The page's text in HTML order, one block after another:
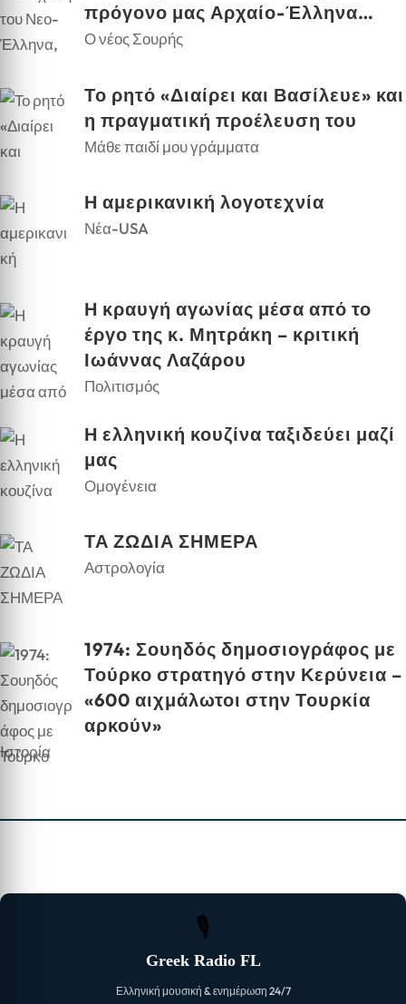
πρόγονο μας Αρχαίο-Έλληνα…
Ο νέος Σουρής
Το ρητό «Διαίρει και Βασίλευε» και
η πραγματική προέλευση του
Μάθε παιδί μου γράμματα
Η αμερικανική λογοτεχνία
Νέα-USA
Η κραυγή αγωνίας μέσα από το
έργο της κ. Μητράκη – κριτική
Ιωάννας Λαζάρου
Πολιτισμός
Η ελληνική κουζίνα ταξιδεύει μαζί
μας
Ομογένεια
ΤΑ ΖΩΔΙΑ ΣΗΜΕΡΑ
Αστρολογία
1974: Σουηδός δημοσιογράφος με
Τούρκο στρατηγό στην Κερύνεια –
«600 αιχμάλωτοι στην Τουρκία
αρκούν»
Ιστορία
🎙
Greek Radio FL
Ελληνική μουσική & ενημέρωση 24/7